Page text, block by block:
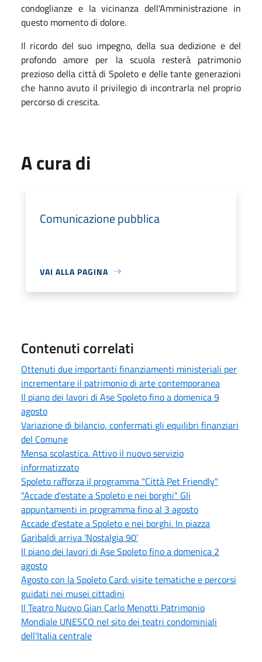
condoglianze e la vicinanza dell'Amministrazione in
questo momento di dolore.
Il ricordo del suo impegno, della sua dedizione e del
profondo amore per la scuola resterà patrimonio
prezioso della città di Spoleto e delle tante generazioni
che hanno avuto il privilegio di incontrarla nel proprio
percorso di crescita.
A cura di
Comunicazione pubblica
VAI ALLA PAGINA
Contenuti correlati
Ottenuti due importanti finanziamenti ministeriali per
incrementare il patrimonio di arte contemporanea
Il piano dei lavori di Ase Spoleto fino a domenica 9
agosto
Variazione di bilancio, confermati gli equilibri finanziari
del Comune
Mensa scolastica. Attivo il nuovo servizio
informatizzato
Spoleto rafforza il programma "Città Pet Friendly"
"Accade d'estate a Spoleto e nei borghi" Gli
appuntamenti in programma fino al 3 agosto
Accade d'estate a Spoleto e nei borghi. In piazza
Garibaldi arriva 'Nostalgia 90'
Il piano dei lavori di Ase Spoleto fino a domenica 2
agosto
Agosto con la Spoleto Card: visite tematiche e percorsi
guidati nei musei cittadini
Il Teatro Nuovo Gian Carlo Menotti Patrimonio
Mondiale UNESCO nel sito dei teatri condominiali
dell'Italia centrale